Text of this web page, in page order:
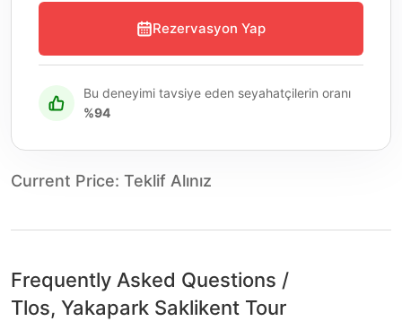
Rezervasyon Yap
Bu deneyimi tavsiye eden seyahatçilerin oranı
%94
Current Price: Teklif Alınız
Frequently Asked Questions /
Tlos, Yakapark Saklikent Tour